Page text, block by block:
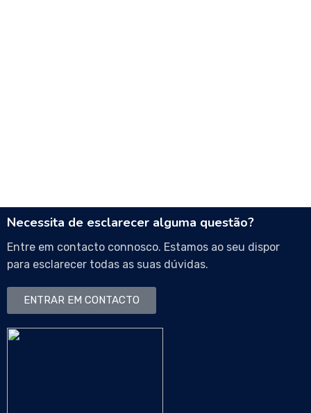
Necessita de esclarecer alguma questão?
Entre em contacto connosco. Estamos ao seu dispor
para esclarecer todas as suas dúvidas.
ENTRAR EM CONTACTO